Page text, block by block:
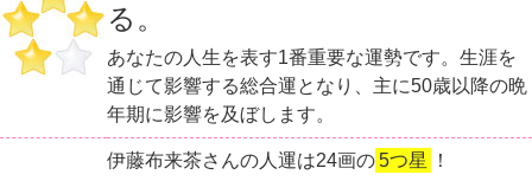
る。
あなたの人生を表す1番重要な運勢です。生涯を
通じて影響する総合運となり、主に50歳以降の晩
年期に影響を及ぼします。
伊藤布来茶さんの人運は24画の5つ星 ！